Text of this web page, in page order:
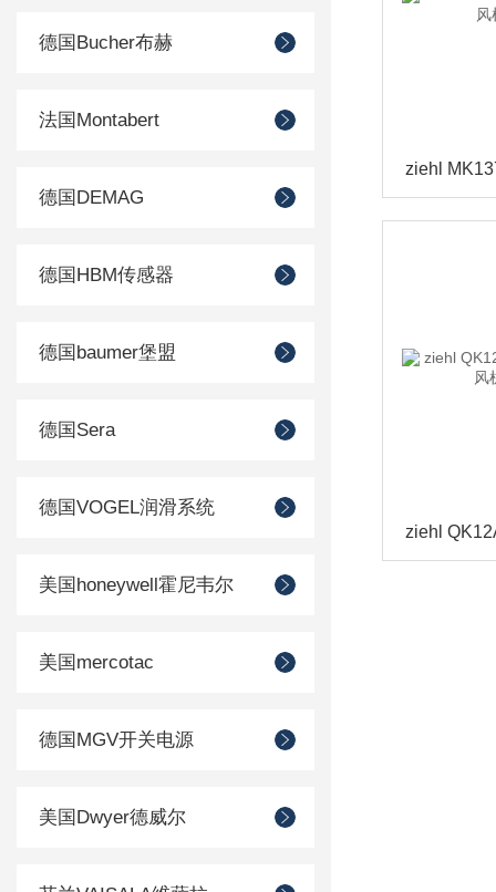
德国Bucher布赫
法国Montabert
德国DEMAG
德国HBM传感器
德国baumer堡盟
德国Sera
德国VOGEL润滑系统
美国honeywell霍尼韦尔
美国mercotac
德国MGV开关电源
美国Dwyer德威尔